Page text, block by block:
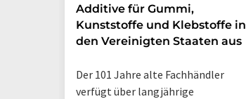
Additive für Gummi,
Kunststoffe und Klebstoffe in
den Vereinigten Staaten aus
Der 101 Jahre alte Fachhändler
verfügt über langjährige